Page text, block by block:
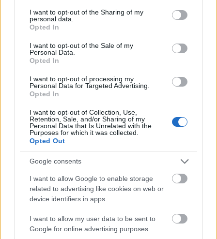
not limited to your visit or usage behaviour. You may click to
grant or deny consent to Google and its third-party tags to
use your data for below specified purposes in below Google
consent section.
I want to opt-out of the Sharing of my
personal data.
Opted In
I want to opt-out of the Sale of my
Personal Data.
Opted In
I want to opt-out of processing my
Personal Data for Targeted Advertising.
Opted In
I want to opt-out of Collection, Use,
Retention, Sale, and/or Sharing of my
Personal Data that Is Unrelated with the
Purposes for which it was collected.
Opted Out
Google consents
I want to allow Google to enable storage
related to advertising like cookies on web or
device identifiers in apps.
I want to allow my user data to be sent to
Google for online advertising purposes.
klasszikusát
Marilyn Manson feldolgozta a Doors The End című
klasszikusát, méghozzá azért, mert a dal a Stephen